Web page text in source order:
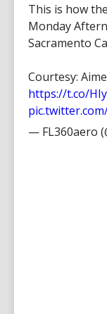
This is how
Monday
Sacramento
Courtesy:
https://t.co/
— FL360aero